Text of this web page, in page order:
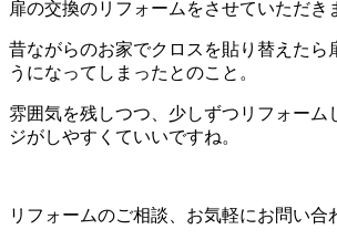
扉の交換のリフォームをさせていただき
昔ながらのお家でクロスを貼り替えたら
うになってしまったとのこと。
雰囲気を残しつつ、少しずつリフォーム
ジがしやすくていいですね。
リフォームのご相談、お気軽にお問い合